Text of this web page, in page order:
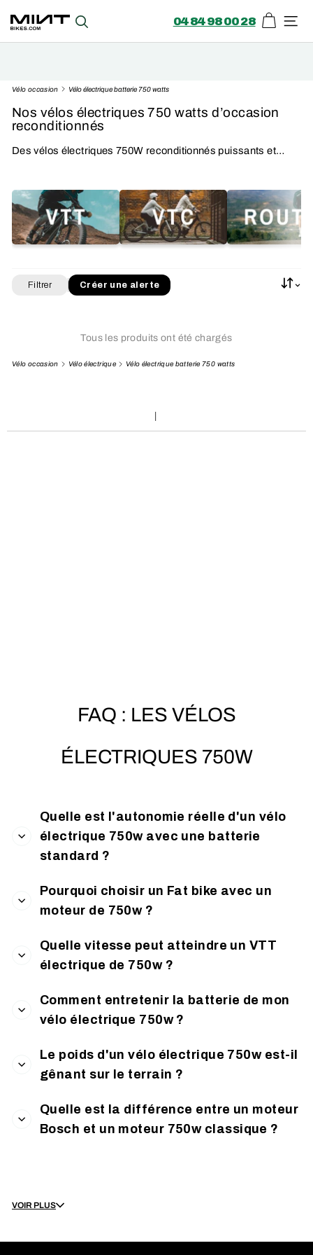
Passer
contenu
Recherche 04 84 98 00 28 Panier
Vélo occasion Vélo électrique batterie 750 watts
Nos vélos électriques 750 watts d’occasion
reconditionnés
Des vélos électriques 750W reconditionnés puissants et
Filtrer Créer une alerte
Tous les produits ont été chargés
Vélo occasion Vélo électrique Vélo électrique batterie 750 watts
FAQ : LES VÉLOS
ÉLECTRIQUES 750W
Quelle est l'autonomie réelle d'un vélo
électrique 750w avec une batterie
standard ?
Pourquoi choisir un Fat bike avec un
moteur de 750w ?
Quelle vitesse peut atteindre un VTT
électrique de 750w ?
Comment entretenir la batterie de mon
vélo électrique 750w ?
Le poids d'un vélo électrique 750w est-il
gênant sur le terrain ?
Quelle est la différence entre un moteur
Bosch et un moteur 750w classique ?
Vélo électrique 750W :
au guidon
VOIR PLUS